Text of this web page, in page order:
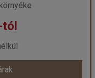
tól